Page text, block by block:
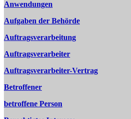
Anwendungen
Aufgaben der Behörde
Auftragsverarbeitung
Auftragsverarbeiter
Auftragsverarbeiter-Vertrag
Betroffener
betroffene Person